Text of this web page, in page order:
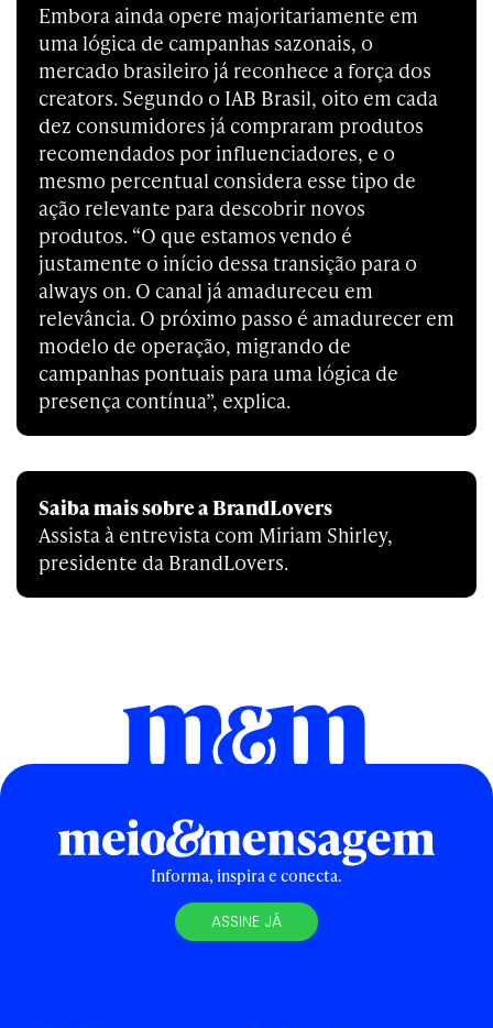
Embora ainda opere majoritariamente em
uma lógica de campanhas sazonais, o
mercado brasileiro já reconhece a força dos
creators. Segundo o IAB Brasil, oito em cada
dez consumidores já compraram produtos
recomendados por influenciadores, e o
mesmo percentual considera esse tipo de
ação relevante para descobrir novos
produtos. “O que estamos vendo é
justamente o início dessa transição para o
always on. O canal já amadureceu em
relevância. O próximo passo é amadurecer em
modelo de operação, migrando de
campanhas pontuais para uma lógica de
presença contínua”, explica.
Saiba mais sobre a BrandLovers
Assista à entrevista com Miriam Shirley,
presidente da BrandLovers.
Informa, inspira e conecta.
ASSINE JÁ